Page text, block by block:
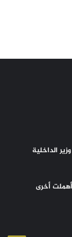
الداخلية
أخرى